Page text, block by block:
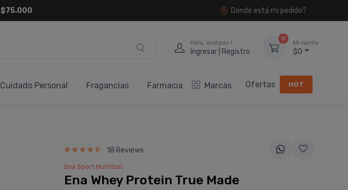
Donde está mi pedido?
Hola, invitado !
Ingresar | Registro
0
Mi carrito
$0
Cuidado Personal Fragancias Farmacia Marcas Ofertas HOT
18 Reviews
Ena Sport Nutrition
Ena Whey Protein True Made